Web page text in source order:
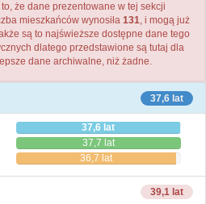
że dane prezentowane w tej sekcji
mieszkańców wynosiła 131, i mogą już
są to najświeższe dostępne dane tego
dlatego przedstawione są tutaj dla
dane archiwalne, niż żadne.
37,6 lat
37,6 lat
37,7 lat
36,7 lat
39,1 lat